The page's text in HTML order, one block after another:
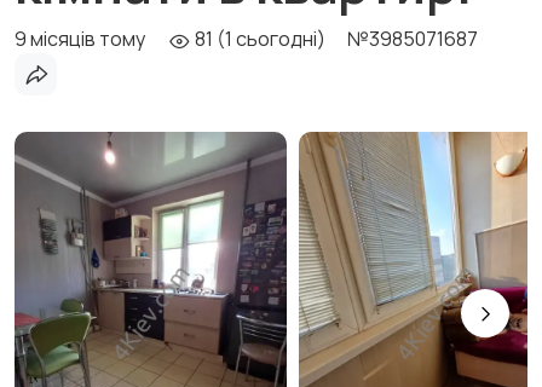
9 місяців тому 81 (1 сьогодні) №3985071687